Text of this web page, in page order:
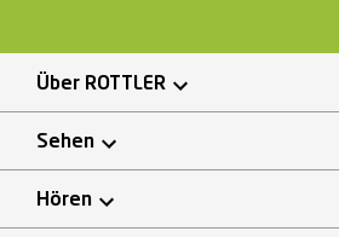
Über ROTTLER
Sehen
Hören